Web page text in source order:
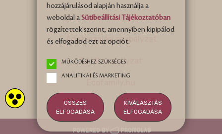
hozzájárulásod alapján használja a
weboldal aSütibeállítási Tájékoztatóban
rögzítettek szerint, amennyiben kipipálod
és elfogadod ezt az opciót.
MŰKÖDÉSHEZ SZÜKSÉGES
ANALITIKAI ÉS MARKETING
ÖSSZES
ELFOGADÁSA
KIVÁLASZTÁS
ELFOGADÁSA
Sütibeállítási tájékoztató
Adatkezelési szabályzat
Játékszabályzat